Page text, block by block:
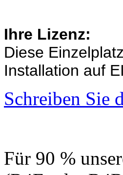
Ihre Lizenz:
Diese
Installation auf
Schreiben Sie
Für 90 %